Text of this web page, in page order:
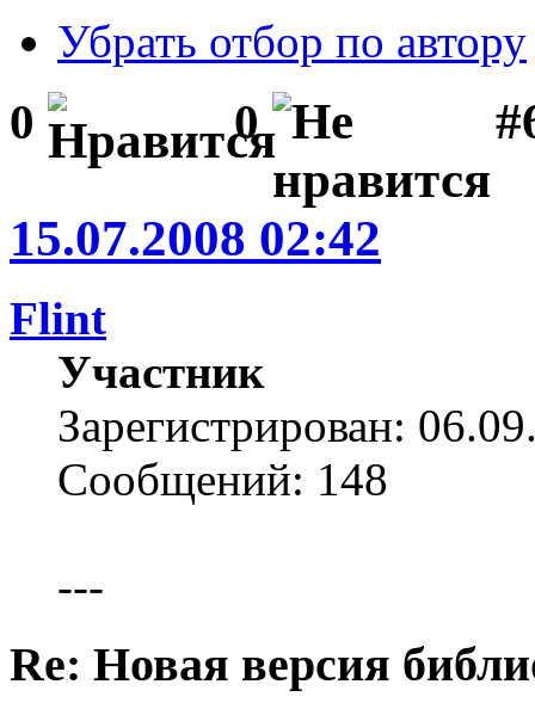
Убрать отбор по автору
0 0
15.07.2008 02:42
Flint
Участник
Зарегистрирован:
Сообщений: 148
---
Re: Новая версия